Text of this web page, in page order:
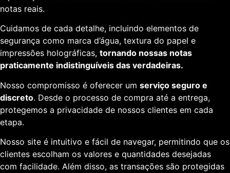
notas reais.
Cuidamos de cada detalhe, incluindo elementos de
segurança como marca d’água, textura do papel e
impressões holográficas, tornando nossas notas
praticamente indistinguíveis das verdadeiras.
Nosso compromisso é oferecer um serviço seguro e
discreto. Desde o processo de compra até a entrega,
protegemos a privacidade de nossos clientes em cada
etapa.
Nosso site é intuitivo e fácil de navegar, permitindo que os
clientes escolham os valores e quantidades desejadas
com facilidade. Além disso, as transações são protegidas